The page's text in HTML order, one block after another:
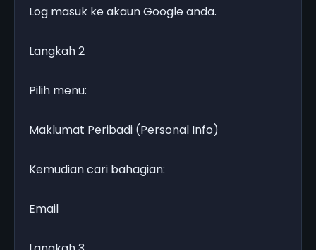
Log masuk ke akaun Google anda.
Langkah 2
Pilih menu:
Maklumat Peribadi (Personal Info)
Kemudian cari bahagian:
Email